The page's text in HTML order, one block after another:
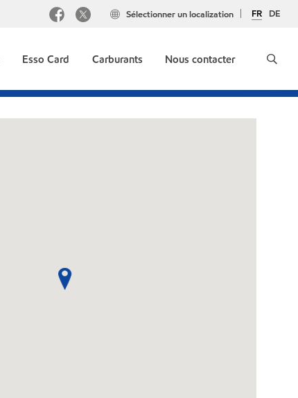
FR DE
Sélectionner un localization
Esso Card Carburants Nous contacter